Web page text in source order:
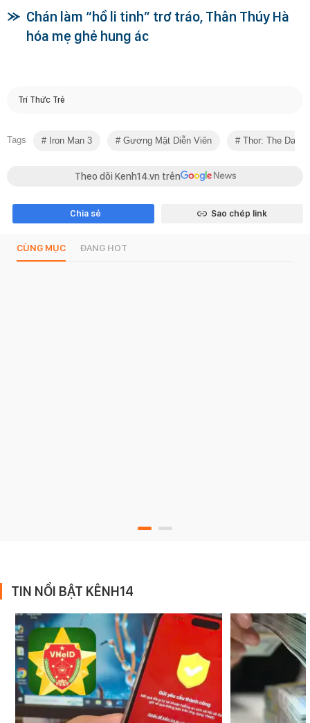
Chán làm “hồ li tinh” trơ tráo, Thân Thúy Hà
hóa mẹ ghẻ hung ác
Trí Thức Trẻ
Tags Iron Man 3 Gương Mặt Diễn Viên Thor: The Dark
Theo dõi Kenh14.vn trên
Chia sẻ Sao chép link
CÙNG MỤC ĐANG HOT
TIN NỔI BẬT KÊNH14